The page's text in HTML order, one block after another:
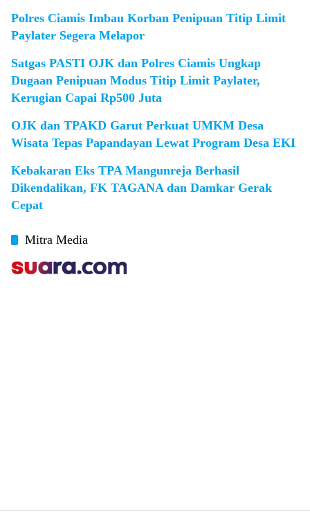
Polres Ciamis Imbau Korban Penipuan Titip Limit
Paylater Segera Melapor
Satgas PASTI OJK dan Polres Ciamis Ungkap
Dugaan Penipuan Modus Titip Limit Paylater,
Kerugian Capai Rp500 Juta
OJK dan TPAKD Garut Perkuat UMKM Desa
Wisata Tepas Papandayan Lewat Program Desa EKI
Kebakaran Eks TPA Mangunreja Berhasil
Dikendalikan, FK TAGANA dan Damkar Gerak
Cepat
Mitra Media